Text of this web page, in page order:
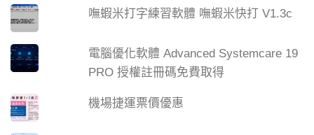
嘸蝦米打字練習軟體 嘸蝦米快打 V1.3c
電腦優化軟體 Advanced Systemcare 19
PRO 授權註冊碼免費取得
機場捷運票價優惠